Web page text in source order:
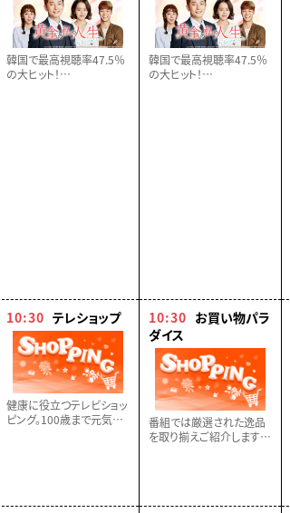
韓国で最高視聴率47.5％
の大ヒット！
10:30 テレショップ
健康に役立つテレビショッ
ピング。100歳まで元気に
韓国で最高視聴率47.5％
の大ヒット！
10:30 お買い物パラ
ダイス
番組では厳選された逸品
を取り揃えご紹介します。